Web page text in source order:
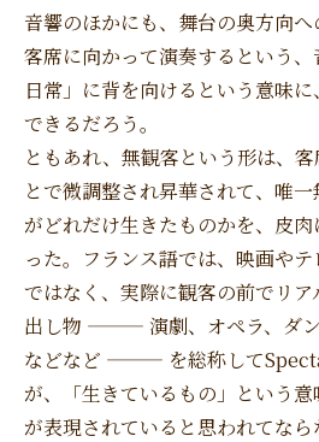
音響のほかにも、舞台の奥方向
客席に向かって演奏するという
日常」に背を向けるという意味
できるだろう。
ともあれ、無観客という形は、
とで微調整され昇華されて、唯
がどれだけ生きたものかを、皮
った。フランス語では、映画や
ではなく、実際に観客の前でリア
出し物 ——— 演劇、オペラ、ダ
などなど ——— を総称して
が、「生きているもの」という
が表現されていると思われてなら